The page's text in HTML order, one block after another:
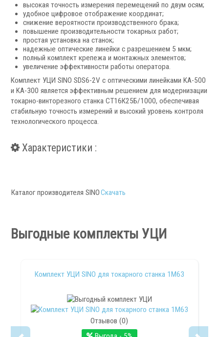
Ротационные соединения для воды
Ротационные соединения для СОЖ
Ротационные соединения для воздуха
Ротационные соединения для масла
Ротационные соединения для гидравлики
Выполненные проекты
Контакты
высокая точность измерения перемещений по двум осям;
удобное цифровое отображение координат;
снижение вероятности производственного брака;
повышение производительности токарных работ;
простая установка на станок;
надежные оптические линейки с разрешением 5 мкм;
полный комплект крепежа и монтажных элементов;
увеличение эффективности работы оператора.
Комплект УЦИ SINO SDS6-2V с оптическими линейками KA-500
и KA-300 является эффективным решением для модернизации
токарно-винторезного станка СТ16К25Б/1000, обеспечивая
стабильную точность измерений и высокий уровень контроля
технологического процесса.
Характеристики :
Каталог производителя SINOСкачать
Выгодные комплекты УЦИ
Комплект УЦИ SINO для токарного станка 1М63
Отзывов (0)